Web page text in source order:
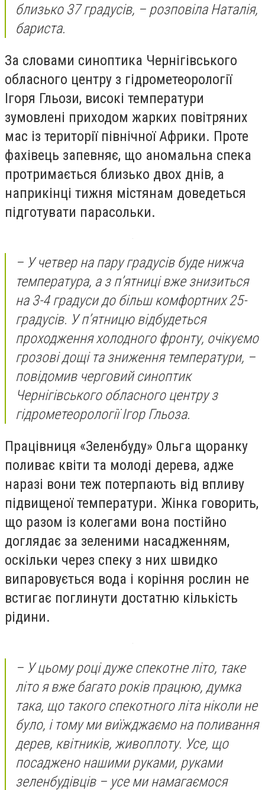
близько 37 градусів, – розповіла Наталія,
бариста.
За словами синоптика Чернігівського
обласного центру з гідрометеорології
Ігоря Гльози, високі температури
зумовлені приходом жарких повітряних
мас із території північної Африки. Проте
фахівець запевняє, що аномальна спека
протримається близько двох днів, а
наприкінці тижня містянам доведеться
підготувати парасольки.
– У четвер на пару градусів буде нижча
температура, а з п’ятниці вже знизиться
на 3-4 градуси до більш комфортних 25-
градусів. У п’ятницю відбудеться
проходження холодного фронту, очікуємо
грозові дощі та зниження температури, –
повідомив черговий синоптик
Чернігівського обласного центру з
гідрометеорології Ігор Гльоза.
Працівниця «Зеленбуду» Ольга щоранку
поливає квіти та молоді дерева, адже
наразі вони теж потерпають від впливу
підвищеної температури. Жінка говорить,
що разом із колегами вона постійно
доглядає за зеленими насадженням,
оскільки через спеку з них швидко
випаровується вода і коріння рослин не
встигає поглинути достатню кількість
рідини.
– У цьому році дуже спекотне літо, таке
літо я вже багато років працюю, думка
така, що такого спекотного літа ніколи не
було, і тому ми виїжджаємо на поливання
дерев, квітників, живоплоту. Усе, що
посаджено нашими руками, руками
зеленбудівців – усе ми намагаємося